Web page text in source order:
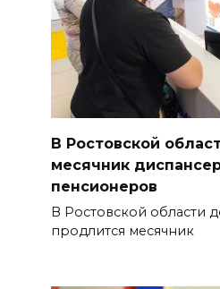
В Ростовской
месячник
пенсионеров
В Ростовской области
продлится месячник